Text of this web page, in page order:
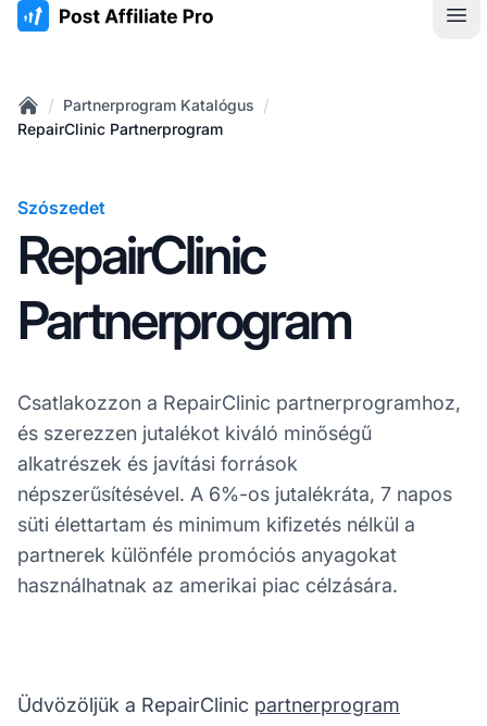
:site.title
Home
/ Partnerprogram Katalógus /
RepairClinic Partnerprogram
Szószedet
RepairClinic
Partnerprogram
Csatlakozzon a RepairClinic partnerprogramhoz,
és szerezzen jutalékot kiváló minőségű
alkatrészek és javítási források
népszerűsítésével. A 6%-os jutalékráta, 7 napos
süti élettartam és minimum kifizetés nélkül a
partnerek különféle promóciós anyagokat
használhatnak az amerikai piac célzására.
Üdvözöljük a RepairClinic partnerprogram